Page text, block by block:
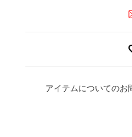
アイテムについてのお